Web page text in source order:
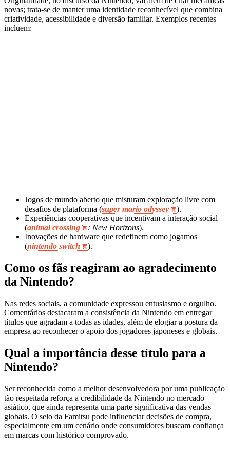
novas; trata‑se de manter uma identidade reconhecível que combina
criatividade, acessibilidade e diversão familiar. Exemplos recentes
incluem:
Jogos de mundo aberto que misturam exploração livre com
desafios de plataforma (super mario odyssey
).
Experiências cooperativas que incentivam a interação social
(animal crossing : New Horizons).
Inovações de hardware que redefinem como jogamos
(nintendo switch ).
Como os fãs reagiram ao agradecimento
da Nintendo?
Nas redes sociais, a comunidade expressou entusiasmo e orgulho.
Comentários destacaram a consistência da Nintendo em entregar
títulos que agradam a todas as idades, além de elogiar a postura da
empresa ao reconhecer o apoio dos jogadores japoneses e globais.
Qual a importância desse título para a
Nintendo?
Ser reconhecida como a melhor desenvolvedora por uma publicação
tão respeitada reforça a credibilidade da Nintendo no mercado
asiático, que ainda representa uma parte significativa das vendas
globais. O selo da Famitsu pode influenciar decisões de compra,
especialmente em um cenário onde consumidores buscam confiança
em marcas com histórico comprovado.